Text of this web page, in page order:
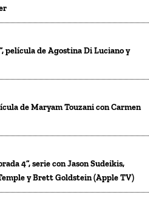
película de Agostina Di Luciano y
de Maryam Touzani con Carmen
4”, serie con Jason Sudeikis,
y Brett Goldstein (Apple TV)